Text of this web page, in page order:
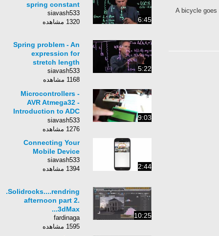
A bicycle goes
6:45
spring constant
siavash533
1320 مشاهده
5:22
Spring problem - An
expression for
stretch length
siavash533
1168 مشاهده
9:03
Microcontrollers -
AVR Atmega32 -
Introduction to ADC
(Analog to Digital
Conversion)
siavash533
1276 مشاهده
2:44
Connecting Your
Mobile Device
siavash533
1394 مشاهده
10:25
afternoon part 2.
3dMax...
fardinaga
1595 مشاهده